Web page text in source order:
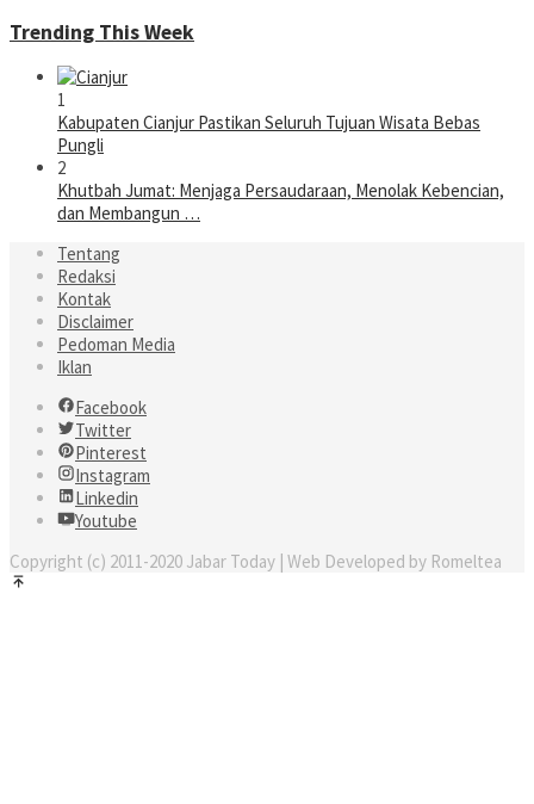
Trending This Week
1
Kabupaten Cianjur Pastikan Seluruh Tujuan Wisata Bebas
Pungli
2
Khutbah Jumat: Menjaga Persaudaraan, Menolak Kebencian,
dan Membangun …
Tentang
Redaksi
Kontak
Disclaimer
Pedoman Media
Iklan
Facebook
Twitter
Pinterest
Instagram
Linkedin
Youtube
Copyright (c) 2011-2020 Jabar Today | Web Developed by Romeltea